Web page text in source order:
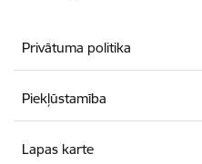
Privātuma politika
Piekļūstamība
Lapas karte